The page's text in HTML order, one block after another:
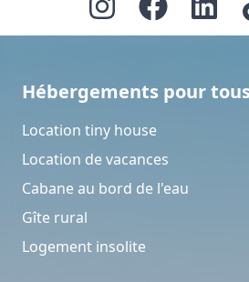
Hébergements pour
Location tiny house
Location de vacances
Cabane au bord de l'eau
Gîte rural
Logement insolite